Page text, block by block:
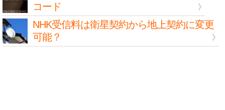
コード
NHK受信料は衛星契約から地上契約に変更
可能？